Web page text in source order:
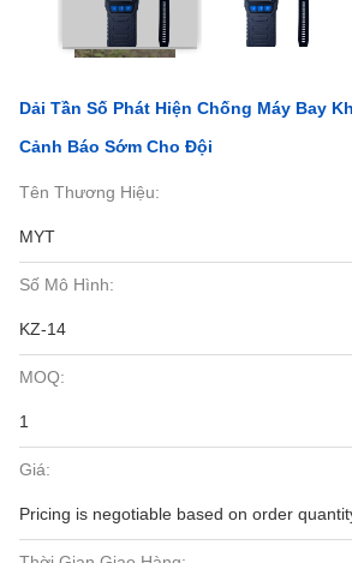
Dải Tần Số Phát Hiện Chống Máy Bay
Cảnh Báo Sớm Cho Đội
Tên Thương Hiệu:
MYT
Số Mô Hình:
KZ-14
MOQ:
1
Giá:
Pricing is negotiable based on order